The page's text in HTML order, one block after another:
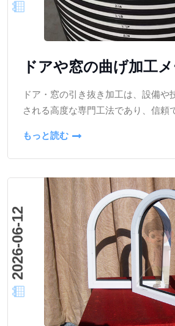
ドアや窓の曲げ加工
のように選べばよいの
工サービス業者の選
ドア・窓の引き抜き加工は、設備や
される高度な専門工法であり、信頼
ケジュールを確保する上で極めて重
もっと読む
2026-06-12